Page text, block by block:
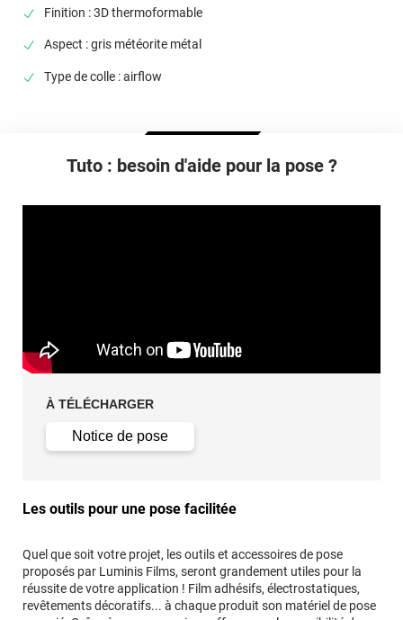
Finition : 3D thermoformable
Aspect : gris météorite métal
Type de colle : airflow
Tuto : besoin d'aide pour la pose ?
À TÉLÉCHARGER
Notice de pose
Les outils pour une pose facilitée
Quel que soit votre projet, les outils et accessoires de pose
proposés par Luminis Films, seront grandement utiles pour la
réussite de votre application ! Film adhésifs, électrostatiques,
revêtements décoratifs... à chaque produit son matériel de pose